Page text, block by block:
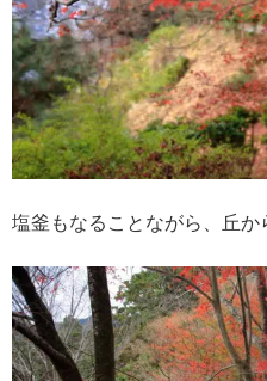
塩釜もなることながら、丘か